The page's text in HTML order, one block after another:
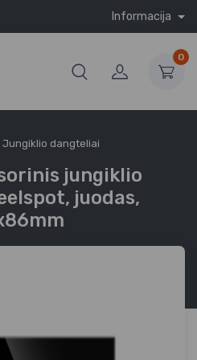
Informacija
0
Jungiklio dangteliai
jungiklio
juodas,